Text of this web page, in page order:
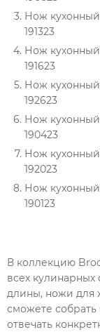
Нож кухонный
191323
Нож кухонный
191623
Нож кухонный
192623
Нож кухонный
190423
Нож кухонный
192023
Нож кухонный
190123
В коллекцию
всех
длины, ножи для
сможете
отвечать